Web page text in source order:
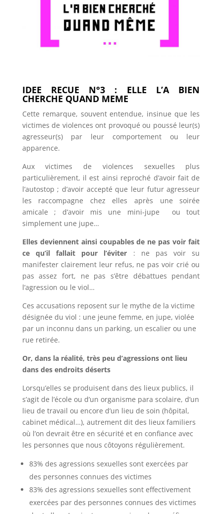
IDEE RECUE N°3 : ELLE L’A BIEN
CHERCHE QUAND MEME
Cette remarque, souvent entendue, insinue que les
victimes de violences ont provoqué ou poussé leur(s)
agresseur(s) par leur comportement ou leur
apparence.
Aux victimes de violences sexuelles plus
particulièrement, il est ainsi reproché d’avoir fait de
l’autostop ; d’avoir accepté que leur futur agresseur
les raccompagne chez elles après une soirée
amicale ; d’avoir mis une mini-jupe ou tout
simplement une jupe…
Elles deviennent ainsi coupables de ne pas voir fait
ce qu’il fallait pour l’éviter : ne pas voir su
manifester clairement leur refus, ne pas voir crié ou
pas assez fort, ne pas s’être débattues pendant
l’agression ou le viol…
Ces accusations reposent sur le mythe de la victime
désignée du viol : une jeune femme, en jupe, violée
par un inconnu dans un parking, un escalier ou une
rue retirée.
Or, dans la réalité, très peu d’agressions ont lieu
dans des endroits déserts
Lorsqu’elles se produisent dans des lieux publics, il
s’agit de l’école ou d’un organisme para scolaire, d’un
lieu de travail ou encore d’un lieu de soin (hôpital,
cabinet médical…), autrement dit des lieux familiers
où l’on devrait être en sécurité et en confiance avec
les personnes que nous côtoyons régulièrement.
83% des agressions sexuelles sont exercées par
des personnes connues des victimes
83% des agressions sexuelles sont effectivement
exercées par des personnes connues des victimes